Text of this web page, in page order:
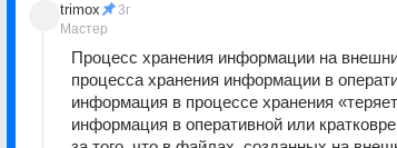
trimox
Мастер
3г
Процесс хранения информации на
процесса хранения информации в
информация в процессе хранения
информация в оперативной или